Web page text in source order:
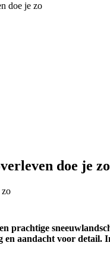
doe je zo
doe je zo
prachtige
aandacht voor detail.